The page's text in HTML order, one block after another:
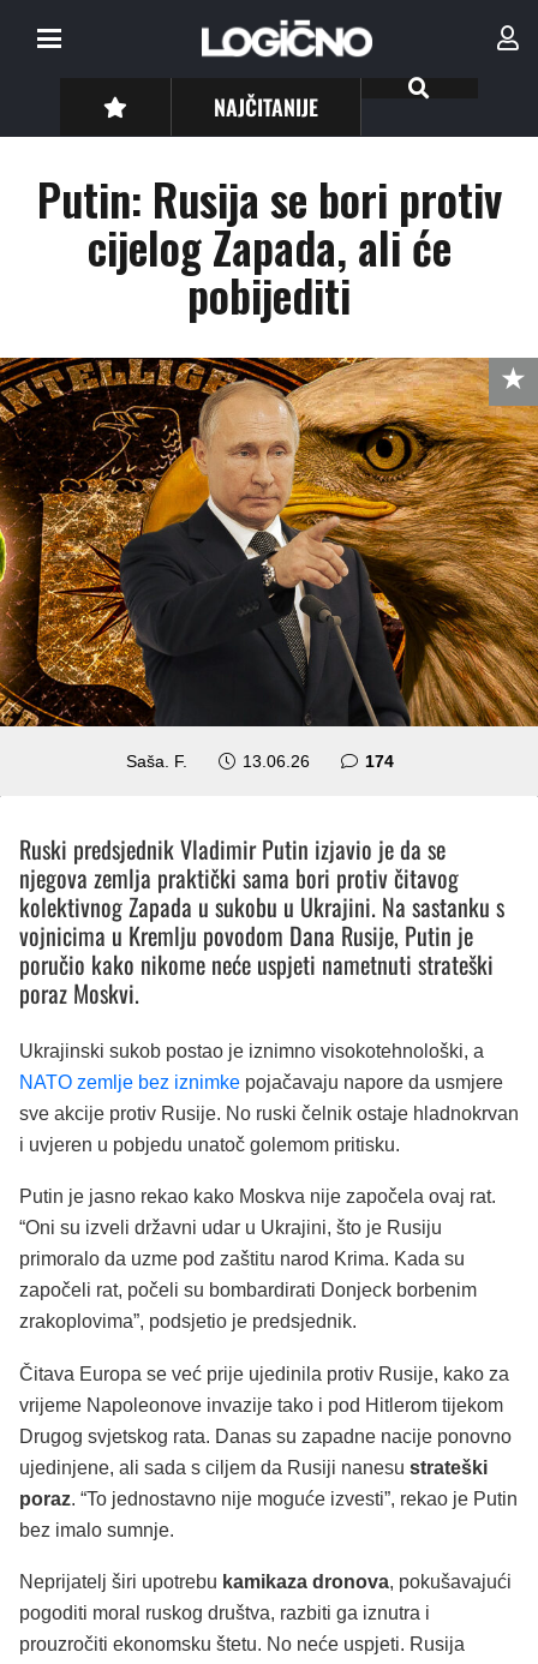
NAJČITANIJE
Putin: Rusija se bori protiv
cijelog Zapada, ali će
pobijediti
Saša. F. 13.06.26 174komentara
Ruski predsjednik Vladimir Putin izjavio je da se
njegova zemlja praktički sama bori protiv čitavog
kolektivnog Zapada u sukobu u Ukrajini. Na sastanku s
vojnicima u Kremlju povodom Dana Rusije, Putin je
poručio kako nikome neće uspjeti nametnuti strateški
poraz Moskvi.
Ukrajinski sukob postao je iznimno visokotehnološki, a
NATO zemlje bez iznimke pojačavaju napore da usmjere
sve akcije protiv Rusije. No ruski čelnik ostaje hladnokrvan
i uvjeren u pobjedu unatoč golemom pritisku.
Putin je jasno rekao kako Moskva nije započela ovaj rat.
“Oni su izveli državni udar u Ukrajini, što je Rusiju
primoralo da uzme pod zaštitu narod Krima. Kada su
započeli rat, počeli su bombardirati Donjeck borbenim
zrakoplovima”, podsjetio je predsjednik.
Čitava Europa se već prije ujedinila protiv Rusije, kako za
vrijeme Napoleonove invazije tako i pod Hitlerom tijekom
Drugog svjetskog rata. Danas su zapadne nacije ponovno
ujedinjene, ali sada s ciljem da Rusiji nanesu strateški
poraz. “To jednostavno nije moguće izvesti”, rekao je Putin
bez imalo sumnje.
Neprijatelj širi upotrebu kamikaza dronova, pokušavajući
pogoditi moral ruskog društva, razbiti ga iznutra i
prouzročiti ekonomsku štetu. No neće uspjeti. Rusija